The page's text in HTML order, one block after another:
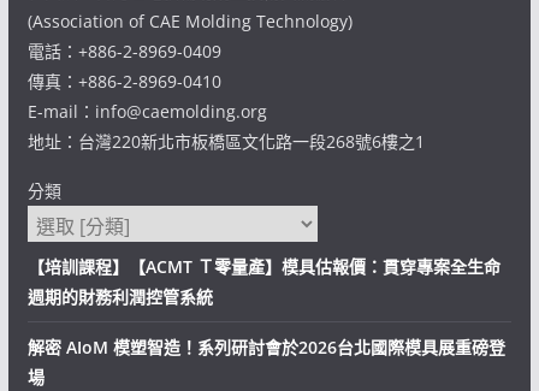
(Association of CAE Molding Technology)
電話：+886-2-8969-0409
傳真：+886-2-8969-0410
E-mail：info@caemolding.org
地址：台灣220新北市板橋區文化路一段268號6樓之1
分類
【培訓課程】【ACMT Ｔ零量產】模具估報價：貫穿專案全生命
週期的財務利潤控管系統
解密 AIoM 模塑智造！系列研討會於2026台北國際模具展重磅登
場